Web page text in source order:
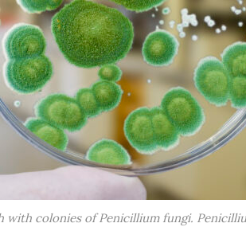
with colonies of Penicillium fungi.